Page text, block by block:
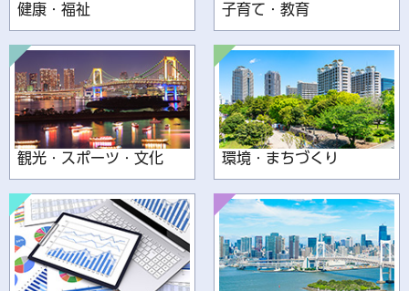
健康・福祉 子育て・教育
観光・スポーツ・文化 環境・まちづくり